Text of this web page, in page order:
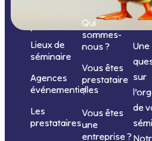
prestations
Lieux de
séminaire
Agences
événementielles
Les
prestataires
Informations
Qui
sommes-
nous ?
Vous êtes
prestataire
?
Vous êtes
une
entreprise ?
Une
sur
de